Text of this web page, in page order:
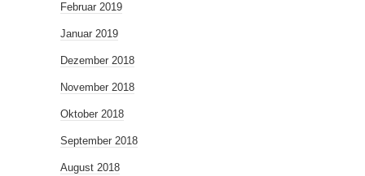
Februar 2019
Januar 2019
Dezember 2018
November 2018
Oktober 2018
September 2018
August 2018